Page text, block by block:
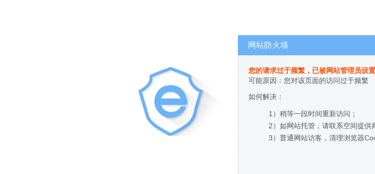
网站防火墙
您的请求过于频繁，已被网站管理员设置
可能原因：您对该页面的访问过于频繁
如何解决：
1）稍等一段时间重新访问；
2）如网站托管，请联系空间提供
3）普通网站访客，清理浏览器